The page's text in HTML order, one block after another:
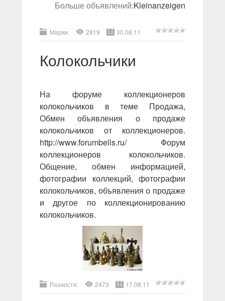
Больше объявлений:Kleinanzeigen
Марки. 2819 30.08.11
Колокольчики
На форуме коллекционеров
колокольчиков в теме Продажа,
Обмен объявления о продаже
колокольчиков от коллекционеров.
http://www.forumbells.ru/ Форум
коллекционеров колокольчиков.
Общение, обмен информацией,
фотографии коллекций, фотографии
колокольчиков, объявления о продаже
и другое по коллекционированию
колокольчиков.
Разности. 2473 17.08.11